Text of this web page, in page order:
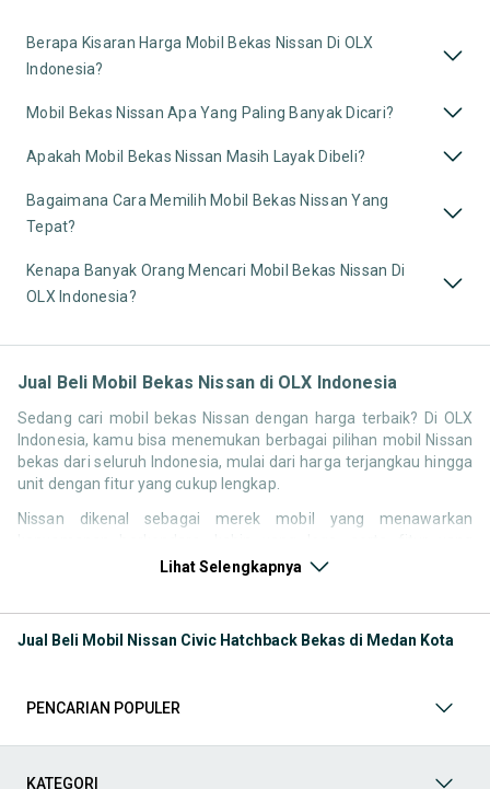
Berapa Kisaran Harga Mobil Bekas Nissan Di OLX
Indonesia?
Mobil Bekas Nissan Apa Yang Paling Banyak Dicari?
Apakah Mobil Bekas Nissan Masih Layak Dibeli?
Bagaimana Cara Memilih Mobil Bekas Nissan Yang
Tepat?
Kenapa Banyak Orang Mencari Mobil Bekas Nissan Di
OLX Indonesia?
Jual Beli Mobil Bekas Nissan di OLX Indonesia
Sedang cari mobil bekas Nissan dengan harga terbaik? Di OLX
Indonesia, kamu bisa menemukan berbagai pilihan mobil Nissan
bekas dari seluruh Indonesia, mulai dari harga terjangkau hingga
unit dengan fitur yang cukup lengkap.
Nissan dikenal sebagai merek mobil yang menawarkan
kompetitif di kelasnya. Hal ini membuat pencarian seperti mobil
Melalui halaman ini, kamu bisa langsung membandingkan
Model Mobil Bekas Nissan yang Paling Banyak Dicari
Beberapa model Nissan memiliki permintaan yang cukup stabil di
Lihat Selengkapnya
Jual Beli Mobil Nissan Civic Hatchback Bekas di Medan Kota
PENCARIAN POPULER
KATEGORI